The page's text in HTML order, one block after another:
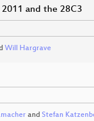
and the 28C3
Will Hargrave
and Stefan